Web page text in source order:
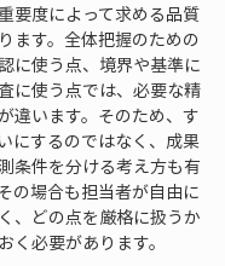
要度によって求める品質
ます。全体把握のための
に使う点、境界や基準に
に使う点では、必要な精
違います。そのため、す
にするのではなく、成果
条件を分ける考え方も有
の場合も担当者が自由に
、どの点を厳格に扱うか
く必要があります。